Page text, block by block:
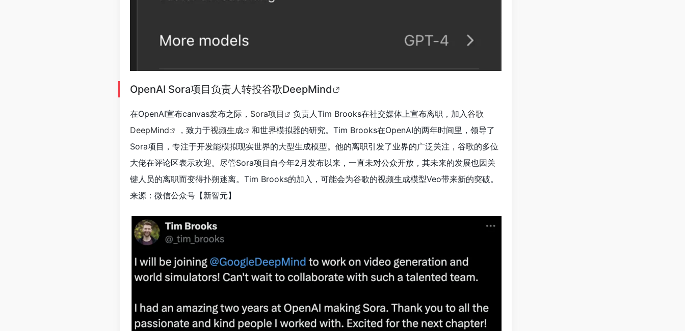
OpenAI Sora项目负责人转投谷歌DeepMind
在OpenAI宣布canvas发布之际， Sora项目 负责人Tim Brooks在社交媒体上宣布离职，加入谷歌
DeepMind
，致力于视频生成
和世界模拟器的研究。Tim Brooks在OpenAI的两年时间里，领导了
Sora项目，专注于开发能模拟现实世界的大型生成模型。他的离职引发了业界的广泛关注，谷歌的多位
大佬在评论区表示欢迎。尽管Sora项目自今年2月发布以来，一直未对公众开放，其未来的发展也因关
键人员的离职而变得扑朔迷离。Tim Brooks的加入，可能会为谷歌的视频生成模型Veo带来新的突破。
来源：微信公众号【新智元】